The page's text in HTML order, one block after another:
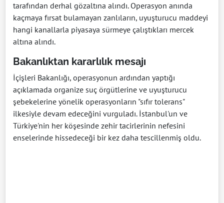
tarafından derhal gözaltına alındı. Operasyon anında
kaçmaya fırsat bulamayan zanlıların, uyuşturucu maddeyi
hangi kanallarla piyasaya sürmeye çalıştıkları mercek
altına alındı.
Bakanlıktan kararlılık mesajı
İçişleri Bakanlığı, operasyonun ardından yaptığı
açıklamada organize suç örgütlerine ve uyuşturucu
şebekelerine yönelik operasyonların "sıfır tolerans"
ilkesiyle devam edeceğini vurguladı. İstanbul'un ve
Türkiye'nin her köşesinde zehir tacirlerinin nefesini
enselerinde hissedeceği bir kez daha tescillenmiş oldu.